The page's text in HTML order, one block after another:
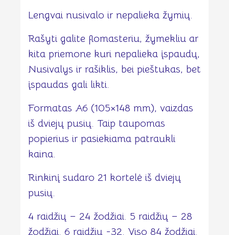
Lengvai nusivalo ir nepalieka žymių.
Rašyti galite flomasteriu, žymekliu ar
kita priemone kuri nepalieka įspaudų,
Nusivalys ir rašiklis, bei pieštukas, bet
įspaudas gali likti.
Formatas A6 (105×148 mm), vaizdas
iš dviejų pusių. Taip taupomas
popierius ir pasiekiama patraukli
kaina.
Rinkinį sudaro 21 kortelė iš dviejų
pusių.
4 raidžių – 24 žodžiai. 5 raidžių – 28
žodžiai. 6 raidžių -32. Viso 84 žodžiai.